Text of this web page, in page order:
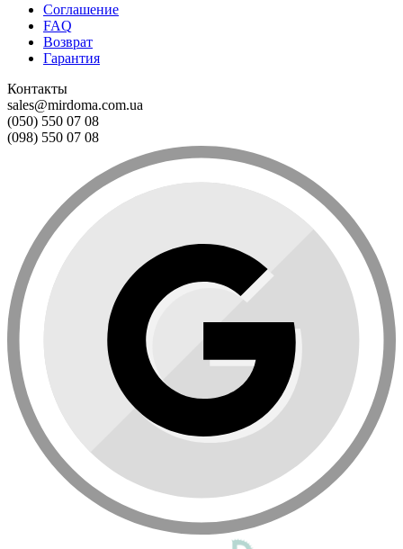
Соглашение
FAQ
Возврат
Гарантия
Контакты
sales@mirdoma.com.ua
(050) 550 07 08
(098) 550 07 08